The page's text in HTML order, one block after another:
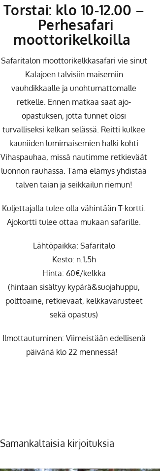
Torstai: klo 10-12.00 –
Perhesafari
moottorikelkoilla
Safaritalon moottorikelkkasafari vie sinut
Kalajoen talvisiin maisemiin
vauhdikkaalle ja unohtumattomalle
retkelle. Ennen matkaa saat ajo-
opastuksen, jotta tunnet olosi
turvalliseksi kelkan selässä. Reitti kulkee
kauniiden lumimaisemien halki kohti
Vihaspauhaa, missä nautimme retkieväät
luonnon rauhassa. Tämä elämys yhdistää
talven taian ja seikkailun riemun!
Kuljettajalla tulee olla vähintään T-kortti.
Ajokortti tulee ottaa mukaan safarille.
Lähtöpaikka: Safaritalo
Kesto: n.1,5h
Hinta: 60€/kelkka
(hintaan sisältyy kypärä&suojahuppu,
polttoaine, retkieväät, kelkkavarusteet
sekä opastus)
Ilmottautuminen: Viimeistään edellisenä
päivänä klo 22 mennessä!
Samankaltaisia kirjoituksia